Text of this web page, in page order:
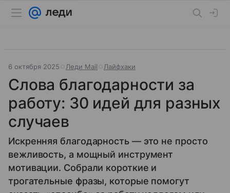
6 октября 2025 Леди Mail Лайфхаки
Слова благодарности за
работу: 30 идей для разных
случаев
Искренняя благодарность — это не просто
вежливость, а мощный инструмент
мотивации. Собрали короткие и
трогательные фразы, которые помогут